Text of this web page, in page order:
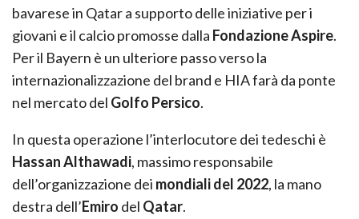
bavarese in Qatar a supporto delle iniziative per i
giovani e il calcio promosse dalla Fondazione Aspire.
Per il Bayern è un ulteriore passo verso la
internazionalizzazione del brand e HIA farà da ponte
nel mercato del Golfo Persico.
In questa operazione l’interlocutore dei tedeschi è
Hassan Althawadi, massimo responsabile
dell’organizzazione dei mondiali del 2022, la mano
destra dell’Emiro del Qatar.